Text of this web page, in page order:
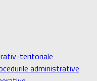
teritoriale
administrative